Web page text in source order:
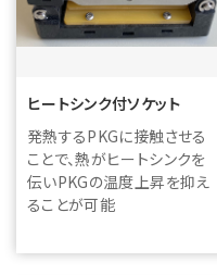
ヒートシンク付ソケット
発熱するPKGに接触させる
ことで、熱がヒートシンクを
伝いPKGの温度上昇を抑え
ることが可能